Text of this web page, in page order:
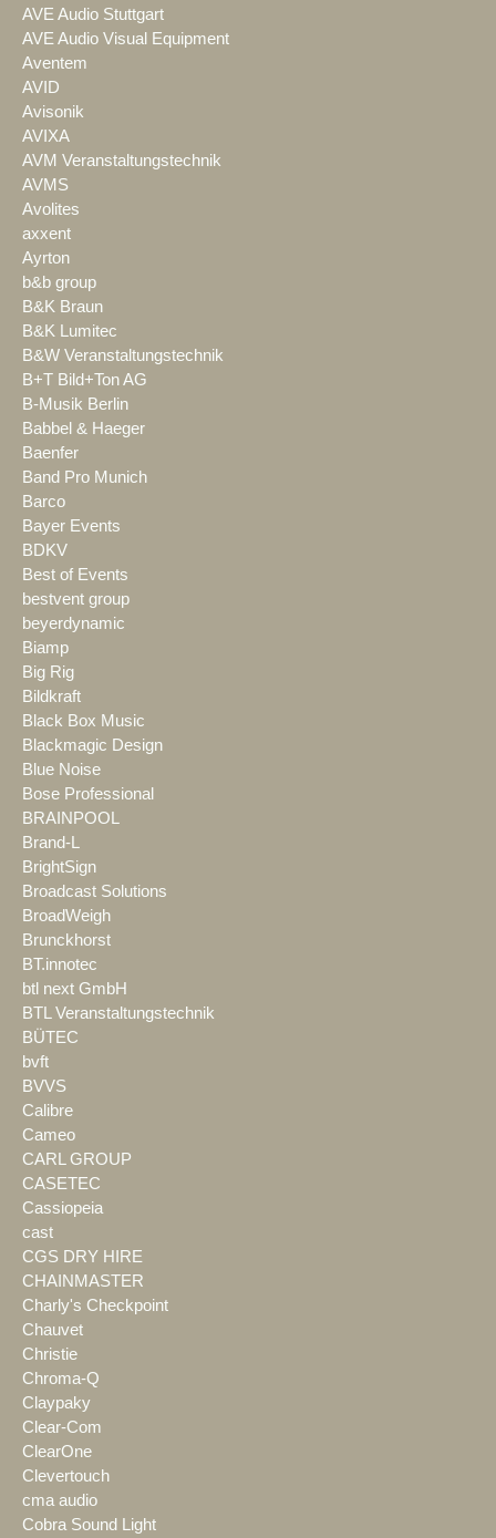
AVE Audio Stuttgart
AVE Audio Visual Equipment
Aventem
AVID
Avisonik
AVIXA
AVM Veranstaltungstechnik
AVMS
Avolites
axxent
Ayrton
b&b group
B&K Braun
B&K Lumitec
B&W Veranstaltungstechnik
B+T Bild+Ton AG
B-Musik Berlin
Babbel & Haeger
Baenfer
Band Pro Munich
Barco
Bayer Events
BDKV
Best of Events
bestvent group
beyerdynamic
Biamp
Big Rig
Bildkraft
Black Box Music
Blackmagic Design
Blue Noise
Bose Professional
BRAINPOOL
Brand-L
BrightSign
Broadcast Solutions
BroadWeigh
Brunckhorst
BT.innotec
btl next GmbH
BTL Veranstaltungstechnik
BÜTEC
bvft
BVVS
Calibre
Cameo
CARL GROUP
CASETEC
Cassiopeia
cast
CGS DRY HIRE
CHAINMASTER
Charly's Checkpoint
Chauvet
Christie
Chroma-Q
Claypaky
Clear-Com
ClearOne
Clevertouch
cma audio
Cobra Sound Light